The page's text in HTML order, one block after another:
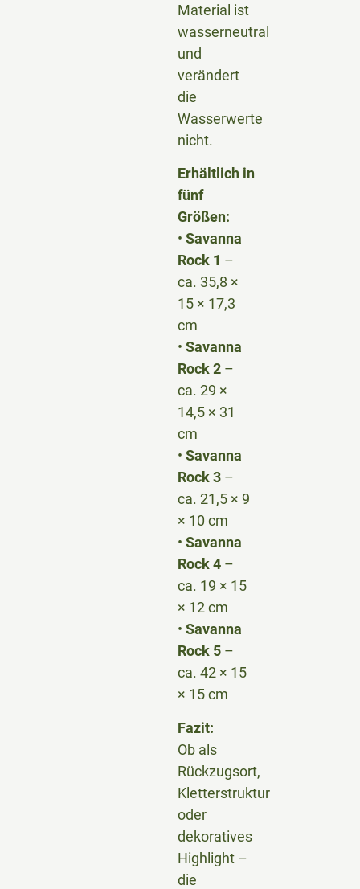
Material ist
wasserneutral
und
verändert
die
Wasserwerte
nicht.
Erhältlich in
fünf
Größen:
• Savanna
Rock 1 –
ca. 35,8 ×
15 × 17,3
cm
• Savanna
Rock 2–
ca. 29 ×
14,5 × 31
cm
• Savanna
Rock 3–
ca. 21,5 × 9
× 10 cm
• Savanna
Rock 4–
ca. 19 × 15
× 12 cm
• Savanna
Rock 5–
ca. 42 × 15
× 15 cm
Fazit:
Ob als
Rückzugsort,
Kletterstruktur
oder
dekoratives
Highlight –
die